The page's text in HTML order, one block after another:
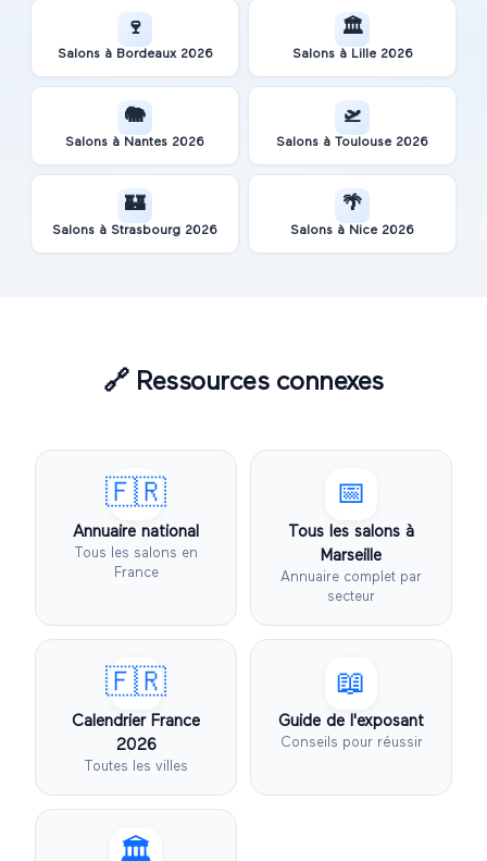
🍷
Salons à Bordeaux 2026
🏛️
Salons à Lille 2026
🐘
Salons à Nantes 2026
🛫
Salons à Toulouse 2026
🏰
Salons à Strasbourg 2026
🌴
Salons à Nice 2026
🔗Ressources connexes
🇫🇷
Annuaire national
Tous les salons en
France
📅
Tous les salons à
Marseille
Annuaire complet par
secteur
🇫🇷
Calendrier France
2026
Toutes les villes
📖
Guide de l'exposant
Conseils pour réussir
🏛️